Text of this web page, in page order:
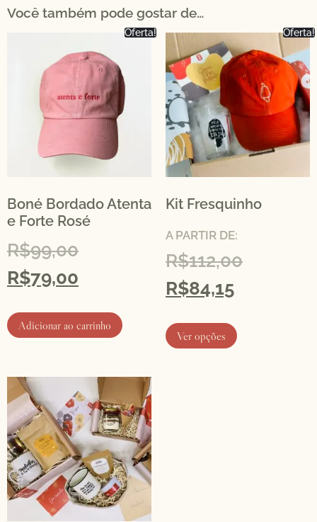
Você também pode gostar de…
Oferta!
Boné Bordado Atenta
e Forte Rosé
R$99,00
R$79,00
Adicionar ao carrinho
Oferta!
Kit Fresquinho
A PARTIR DE:
R$112,00
R$84,15
Ver opções